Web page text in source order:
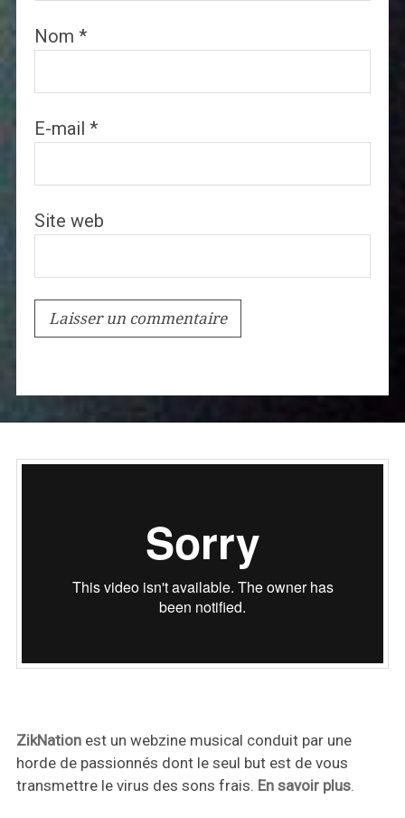
Nom *
E-mail *
Site web
ZikNationest un webzine musical conduit par une
horde de passionnés dont le seul but est de vous
transmettre le virus des sons frais. En savoir plus.